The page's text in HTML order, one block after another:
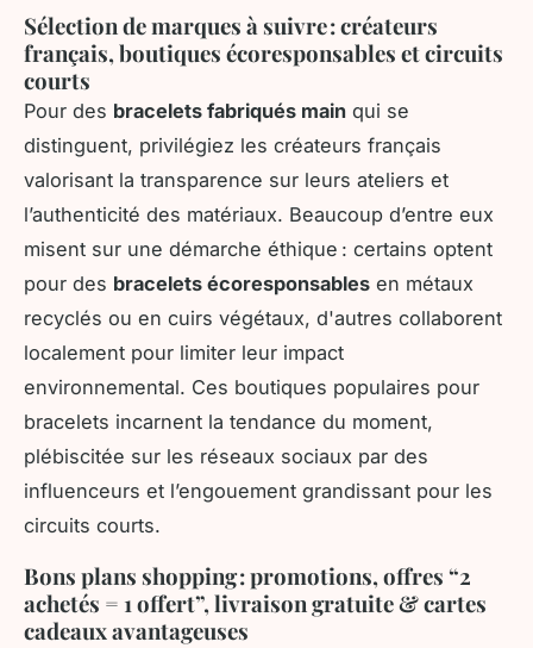
Sélection de marques à suivre : créateurs
français, boutiques écoresponsables et circuits
courts
Pour des bracelets fabriqués main qui se
distinguent, privilégiez les créateurs français
valorisant la transparence sur leurs ateliers et
l’authenticité des matériaux. Beaucoup d’entre eux
misent sur une démarche éthique : certains optent
pour des bracelets écoresponsables en métaux
recyclés ou en cuirs végétaux, d'autres collaborent
localement pour limiter leur impact
environnemental. Ces boutiques populaires pour
bracelets incarnent la tendance du moment,
plébiscitée sur les réseaux sociaux par des
influenceurs et l’engouement grandissant pour les
circuits courts.
Bons plans shopping : promotions, offres “2
achetés = 1 offert”, livraison gratuite & cartes
cadeaux avantageuses